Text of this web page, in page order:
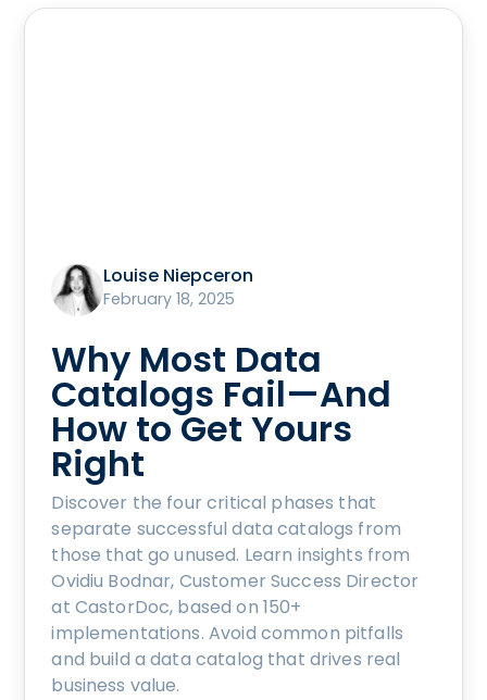
Louise Niepceron
February 18, 2025
Why Most Data
Catalogs Fail—And
How to Get Yours
Right
Discover the four critical phases that
separate successful data catalogs from
those that go unused. Learn insights from
Ovidiu Bodnar, Customer Success Director
at CastorDoc, based on 150+
implementations. Avoid common pitfalls
and build a data catalog that drives real
business value.